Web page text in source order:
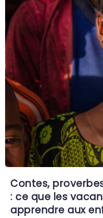
Contes,
: ce que les
apprendre aux